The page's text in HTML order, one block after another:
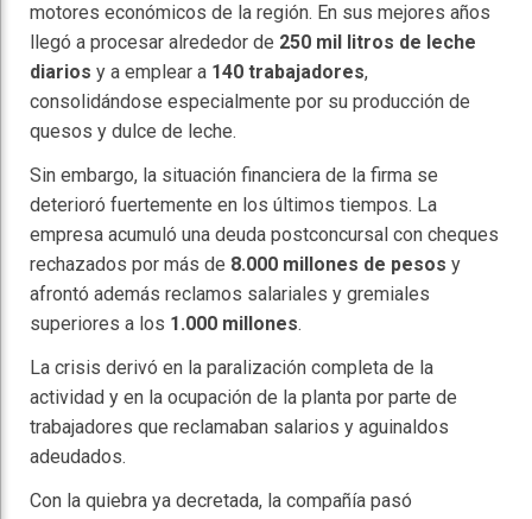
motores económicos de la región. En sus mejores años
llegó a procesar alrededor de 250 mil litros de leche
diarios y a emplear a 140 trabajadores,
consolidándose especialmente por su producción de
quesos y dulce de leche.
Sin embargo, la situación financiera de la firma se
deterioró fuertemente en los últimos tiempos. La
empresa acumuló una deuda postconcursal con cheques
rechazados por más de 8.000 millones de pesos y
afrontó además reclamos salariales y gremiales
superiores a los 1.000 millones.
La crisis derivó en la paralización completa de la
actividad y en la ocupación de la planta por parte de
trabajadores que reclamaban salarios y aguinaldos
adeudados.
Con la quiebra ya decretada, la compañía pasó